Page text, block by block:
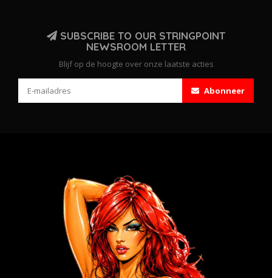
SUBSCRIBE TO OUR STRINGPOINT
NEWSROOM LETTER
Blijf op de hoogte over onze laatste acties
Abonneer